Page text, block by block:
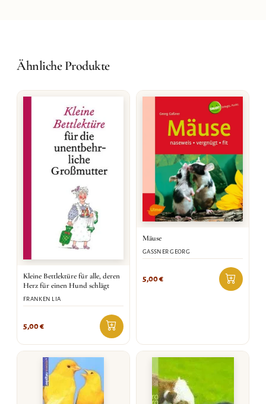
Ähnliche Produkte
Kleine Bettlektüre für alle, deren
Herz für einen Hund schlägt
FRANKEN LIA
5,00€
Mäuse
GASSNER GEORG
5,00€